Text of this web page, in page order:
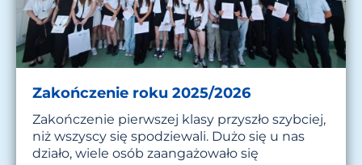
Zakończenie roku 2025/2026
Zakończenie pierwszej klasy przyszło szybciej,
niż wszyscy się spodziewali. Dużo się u nas
działo, wiele osób zaangażowało się